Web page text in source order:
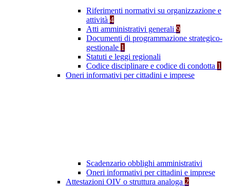
Riferimenti normativi su organizzazione e
attività 4
Atti amministrativi generali 9
Documenti di programmazione strategico-
gestionale 1
Statuti e leggi regionali
Codice disciplinare e codice di condotta 1
Oneri informativi per cittadini e imprese
Scadenzario obblighi amministrativi
Oneri informativi per cittadini e imprese
Attestazioni OIV o struttura analoga 2